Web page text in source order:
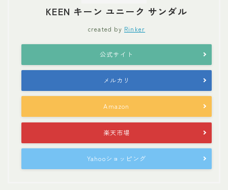
KEEN キーン ユニーク サンダル
created by Rinker
公式サイト
メルカリ
Amazon
楽天市場
Yahooショッピング